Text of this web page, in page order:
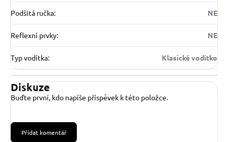
Podšitá ručka: NE
Reflexní prvky: NE
Typ vodítka: Klasické vodítko
Diskuze
Buďte první, kdo napíše příspěvek k této položce.
Přidat komentář